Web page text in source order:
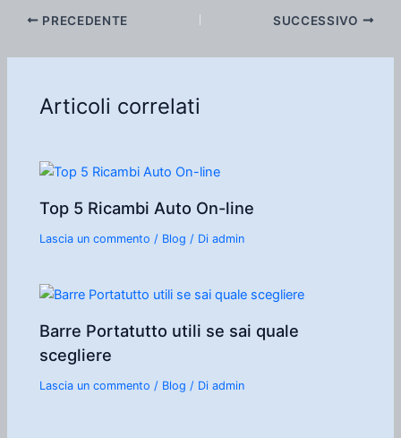
PRECEDENTE SUCCESSIVO
Articoli correlati
Top 5 Ricambi Auto On-line
Lascia un commento / Blog / Diadmin
Barre Portatutto utili se sai quale
scegliere
Lascia un commento / Blog / Diadmin